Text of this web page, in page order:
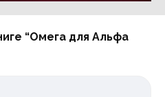
“Омега для Альфа